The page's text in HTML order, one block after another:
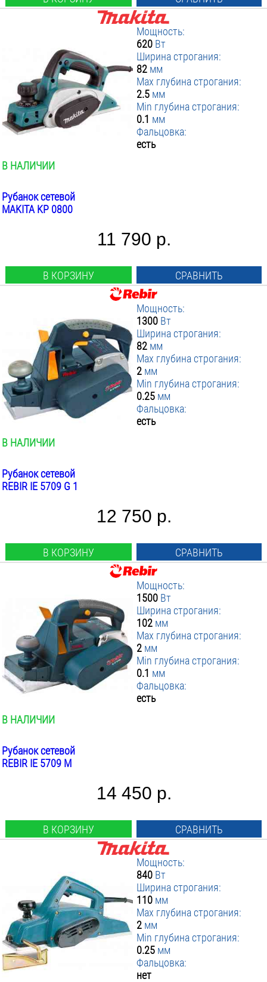
Мощность:
620 Вт
Ширина строгания:
82 мм
Max глубина строгания:
2.5 мм
Min глубина строгания:
0.1 мм
Фальцовка:
есть
В НАЛИЧИИ
Рубанок сетевой
MAKITA KP 0800
11 790 р.
В КОРЗИНУ СРАВНИТЬ
Мощность:
1300 Вт
Ширина строгания:
82 мм
Max глубина строгания:
2 мм
Min глубина строгания:
0.25 мм
Фальцовка:
есть
В НАЛИЧИИ
Рубанок сетевой
REBIR IE 5709 G 1
12 750 р.
В КОРЗИНУ СРАВНИТЬ
Мощность:
1500 Вт
Ширина строгания:
102 мм
Max глубина строгания:
2 мм
Min глубина строгания:
0.1 мм
Фальцовка:
есть
В НАЛИЧИИ
Рубанок сетевой
REBIR IE 5709 M
14 450 р.
В КОРЗИНУ СРАВНИТЬ
Мощность:
840 Вт
Ширина строгания:
110 мм
Max глубина строгания:
2 мм
Min глубина строгания:
0.25 мм
Фальцовка:
нет